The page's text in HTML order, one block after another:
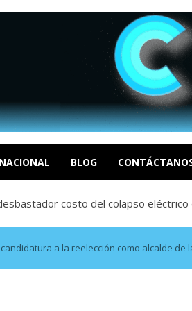
BLOG
apagones y promesas
de derechos humanos en el
un mercado impulsado por el auge
costo del colapso eléctrico
Por Dayana Cristina Duzoglou L.
apagones y promesas
de derechos humanos en el
un mercado impulsado por el auge
a la reelección como alcalde de